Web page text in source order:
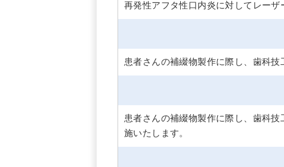
再発性アフタ性口内炎に対してレーザ
患者さんの補綴物製作に際し、歯科技
患者さんの補綴物製作に際し、歯科
施いたします。